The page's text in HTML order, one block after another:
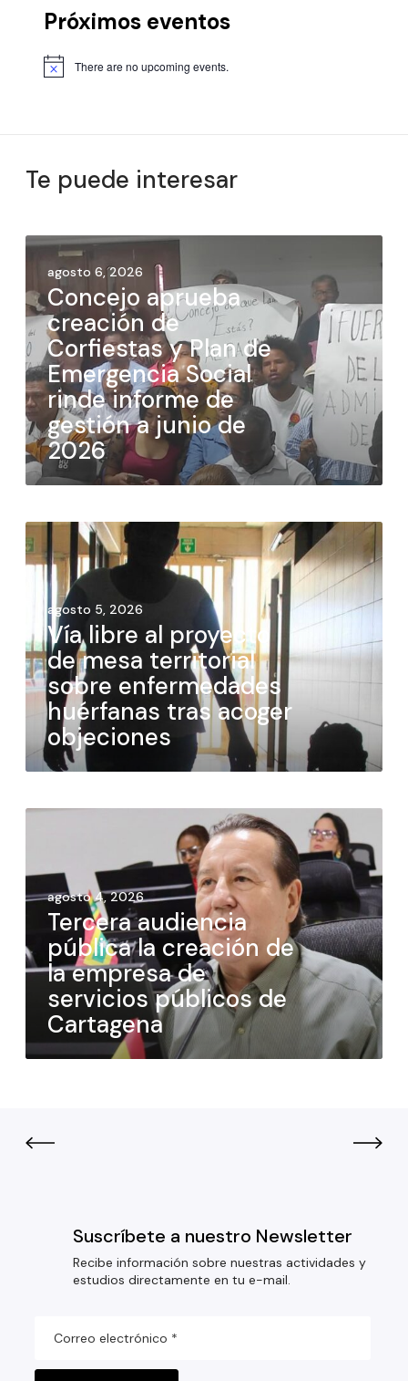
Próximos eventos
There are no upcoming events.
Te puede interesar
agosto 6, 2026
Concejo aprueba
creación de
Corfiestas y Plan de
Emergencia Social
rinde informe de
gestión a junio de
2026
agosto 5, 2026
Vía libre al proyecto
de mesa territorial
sobre enfermedades
huérfanas tras acoger
objeciones
agosto 4, 2026
Tercera audiencia
pública la creación de
la empresa de
servicios públicos de
Cartagena
Suscríbete a nuestro Newsletter
Recibe información sobre nuestras actividades y
estudios directamente en tu e-mail.